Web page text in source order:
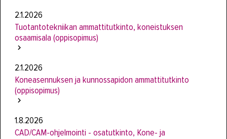
2.1.2026
Tuotantotekniikan ammattitutkinto, koneistuksen
osaamisala (oppisopimus)
2.1.2026
Koneasennuksen ja kunnossapidon ammattitutkinto
(oppisopimus)
1.8.2026
CAD/CAM-ohjelmointi - osatutkinto, Kone- ja